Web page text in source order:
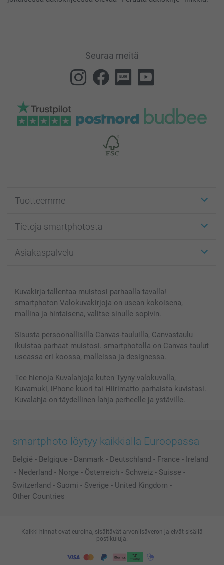
Seuraa meitä
Tuotteemme
Kuvakortit
Kuvakirjat
Kännykkä & Tabletti
MyNameBook
Valokuvakehykset & Lisätarvikkeet
Lahjakortti
Kaikki kuvatuotteet
Tietoja smartphotosta
Affiliate ohjelma
Sivukartta
Ehdot/takuut
Asiakaspalvelu
smartbonus
Hinnat & maksutavat
Kuvakirja tallentaa muistosi parhaalla tavalla!
smartphoton Valokuvakirjoja on usean kokoisena,
mallina ja hintaisena, valitse sinulle sopivin.
Sisusta persoonallisilla Canvas-tauluilla, Canvastaulu
ikuistaa parhaat muistosi. smartphotolla on Canvas taulut
useassa eri koossa, malleissa ja designessa.
Tee hienoja Kuvalahjoja kuten Tyyny valokuvalla,
Kuvamuki, iPhone kuori tai Hiirimatto parhaista kuvistasi.
Kuvalahja on täydellinen lahja perheelle ja ystäville.
smartphoto löytyy kaikkialla Euroopassa
België - Belgique - Danmark - Deutschland - France - Ireland
- Nederland - Norge - Österreich - Schweiz - Suisse -
Switzerland - Suomi - Sverige - United Kingdom -
Other Countries
Kaikki hinnat ovat euroina, sisältävät arvonlisäveron ja eivät sisällä
postikuluja.